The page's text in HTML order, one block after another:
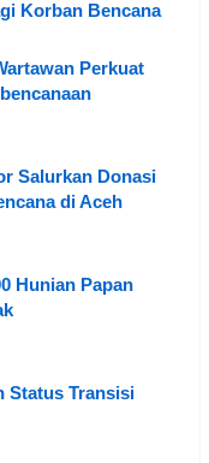
Korban Bencana
Perkuat
Salurkan Donasi
di Aceh
Hunian Papan
Status Transisi